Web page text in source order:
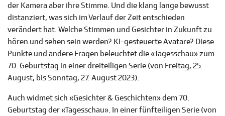
der Kamera aber ihre Stimme. Und die klang lange bewusst
distanziert, was sich im Verlauf der Zeit entschieden
verändert hat. Welche Stimmen und Gesichter in Zukunft zu
hören und sehen sein werden? KI-gesteuerte Avatare? Diese
Punkte und andere Fragen beleuchtet die «Tagesschau» zum
70. Geburtstag in einer dreiteiligen Serie (von Freitag, 25.
August, bis Sonntag, 27. August 2023).
Auch widmet sich «Gesichter & Geschichten» dem 70.
Geburtstag der «Tagesschau». In einer fünfteiligen Serie (von